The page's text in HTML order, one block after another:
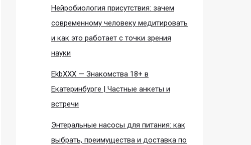
Нейробиология присутствия: зачем
современному человеку медитировать
и как это работает с точки зрения
науки
EkbXXX — Знакомства 18+ в
Екатеринбурге | Частные анкеты и
встречи
Энтеральные насосы для питания: как
выбрать, преимущества и доставка по